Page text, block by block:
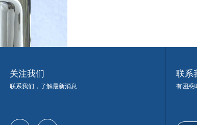
关注我们
联系我们，了解最新消息
联系
有困惑